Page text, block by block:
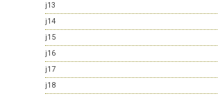
j13
j14
j15
j16
j17
j18